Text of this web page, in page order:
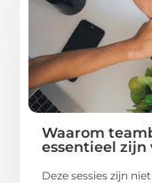
Waarom
essentieel zijn
Deze sessies zijn